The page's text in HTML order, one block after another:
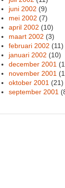
juni 2002 (9)
mei 2002 (7)
april 2002 (10)
maart 2002 (3)
februari 2002 (11)
januari 2002 (10)
december 2001
november 2001
oktober 2001 (21)
september 2001